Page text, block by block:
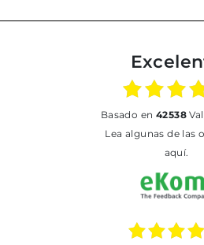
basado en 42538
Lea algunas de las opiniones
aquí.